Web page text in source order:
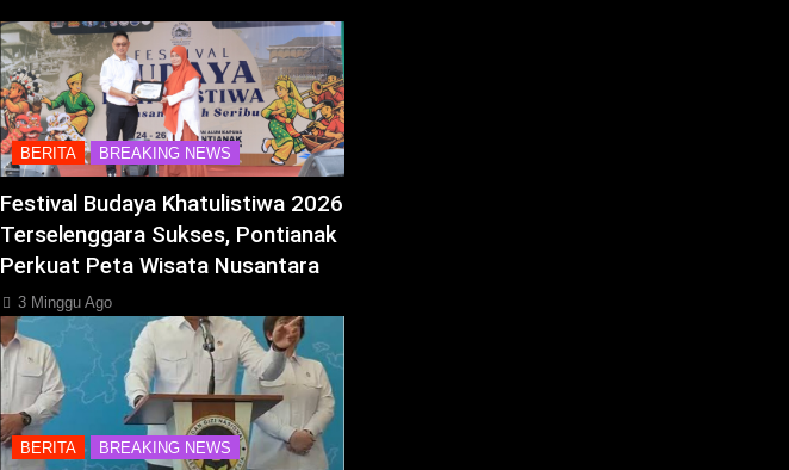
BERITA BREAKING NEWS
Festival Budaya Khatulistiwa 2026
Terselenggara Sukses, Pontianak
Perkuat Peta Wisata Nusantara
3 Minggu Ago
BERITA BREAKING NEWS